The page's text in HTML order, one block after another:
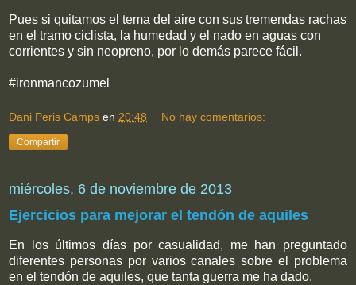
Pues si quitamos el tema del aire con sus tremendas rachas
en el tramo ciclista, la humedad y el nado en aguas con
corrientes y sin neopreno, por lo demás parece fácil.
#ironmancozumel
Dani Peris Camps en 20:48 No hay comentarios:
Compartir
miércoles, 6 de noviembre de 2013
Ejercicios para mejorar el tendón de aquiles
En los últimos días por casualidad, me han preguntado
diferentes personas por varios canales sobre el problema
en el tendón de aquiles, que tanta guerra me ha dado.